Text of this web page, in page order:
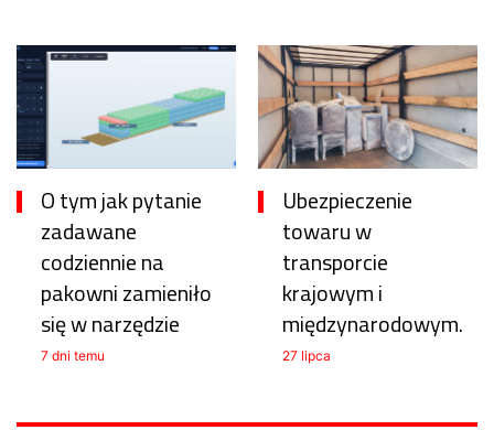
O tym jak pytanie
zadawane
codziennie na
pakowni zamieniło
się w narzędzie
7 dni temu
Ubezpieczenie
towaru w
transporcie
krajowym i
międzynarodowym.
27 lipca